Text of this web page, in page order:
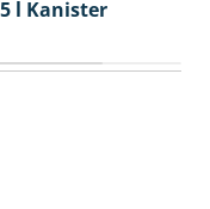
l Kanister